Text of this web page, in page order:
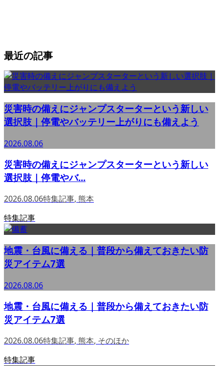
最近の記事
災害時の備えにジャンプスターターという新しい
選択肢｜停電やバッテリー上がりにも備えよう
2026.08.06
災害時の備えにジャンプスターターという新しい
選択肢｜停電やバ...
2026.08.06特集記事, 熊本
特集記事
地震・台風に備える｜普段から備えておきたい防
災アイテム7選
2026.08.06
地震・台風に備える｜普段から備えておきたい防
災アイテム7選
2026.08.06特集記事, 熊本, そのほか
特集記事